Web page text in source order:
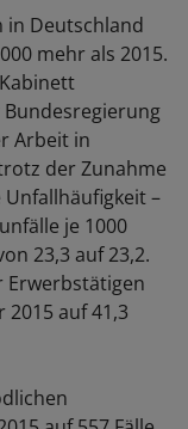
in Deutschland
mehr als 2015.
Arbeit in
der Zunahme
–
je 1000
23,3 auf 23,2.
Erwerbstätigen
2015 auf 41,3